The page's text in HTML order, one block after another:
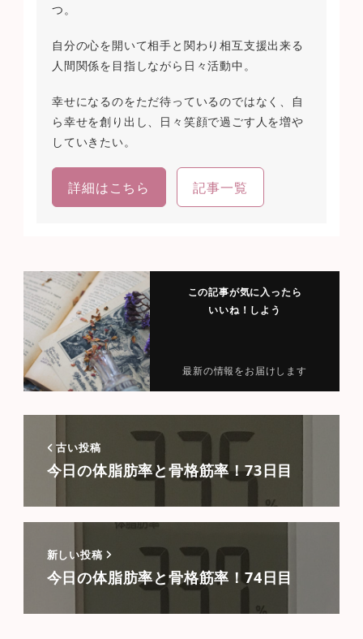
つ。
自分の心を開いて相手と関わり相互支援出来る
人間関係を目指しながら日々活動中。
幸せになるのをただ待っているのではなく、自
ら幸せを創り出し、日々笑顔で過ごす人を増や
していきたい。
詳細はこちら 記事一覧
この記事が気に入ったら
いいね！しよう
最新の情報をお届けします
古い投稿
今日の体脂肪率と骨格筋率！73日目
新しい投稿
今日の体脂肪率と骨格筋率！74日目